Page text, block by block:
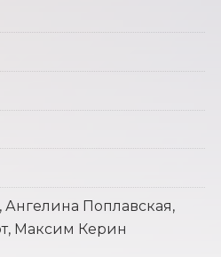
Поплавская,
Максим Керин